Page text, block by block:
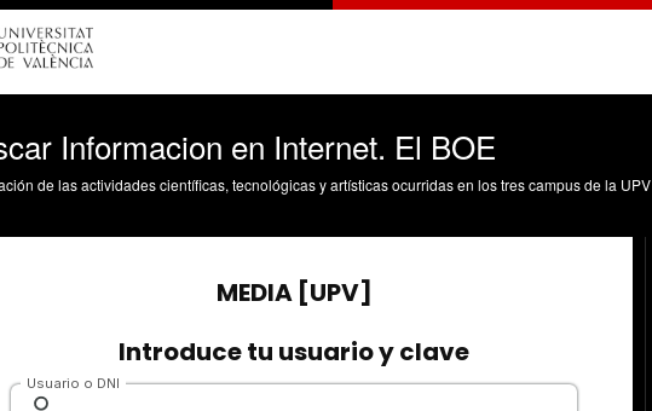
Informacion en Internet. El BOE
de las actividades científicas, tecnológicas y artísticas ocurridas en los tres campus de la UPV